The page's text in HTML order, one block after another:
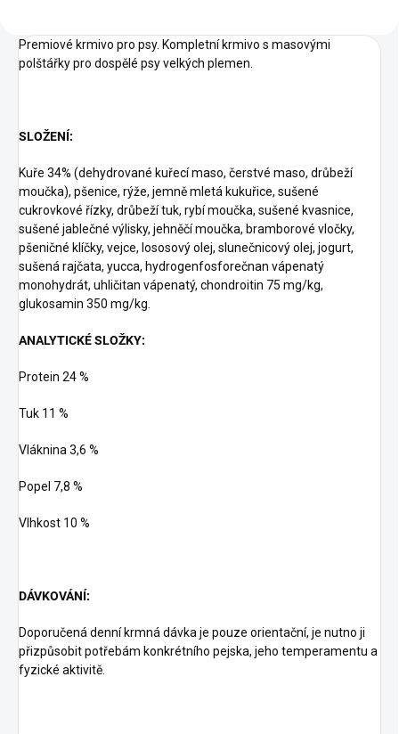
Premiové krmivo pro psy. Kompletní krmivo s masovými
polštářky pro dospělé psy velkých plemen.
SLOŽENÍ:
Kuře 34% (dehydrované kuřecí maso, čerstvé maso, drůbeží
moučka), pšenice, rýže, jemně mletá kukuřice, sušené
cukrovkové řízky, drůbeží tuk, rybí moučka, sušené kvasnice,
sušené jablečné výlisky, jehněčí moučka, bramborové vločky,
pšeničné klíčky, vejce, lososový olej, slunečnicový olej, jogurt,
sušená rajčata, yucca, hydrogenfosforečnan vápenatý
monohydrát, uhličitan vápenatý, chondroitin 75 mg/kg,
glukosamin 350 mg/kg.
ANALYTICKÉ SLOŽKY:
Protein 24 %
Tuk 11 %
Vláknina 3,6 %
Popel 7,8 %
Vlhkost 10 %
DÁVKOVÁNÍ:
Doporučená denní krmná dávka je pouze orientační, je nutno ji
přizpůsobit potřebám konkrétního pejska, jeho temperamentu a
fyzické aktivitě.